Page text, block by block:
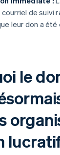
courriel de suivi
leur don a
le